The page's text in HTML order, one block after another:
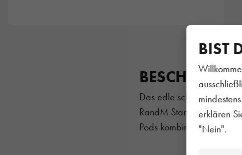
BIST
erklären
"Nein".
Das edle schwarze Gerät
RandM Starter Kit kaufen
Pods kombinierbar.